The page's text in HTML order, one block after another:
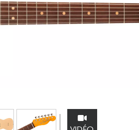
Voir nos marques